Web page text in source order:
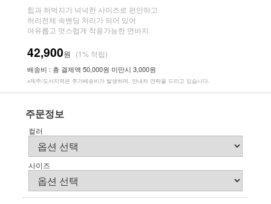
힙과 허벅지가 넉넉한 사이즈로 편안하고
허리전체 속밴딩 처리가 되어 있어
여유롭고 멋스럽게 착용가능한 면바지
42,900원 (1% 적립)
배송비 : 총 결제액 50,000원 미만시 3,000원
※제주/도서지역은 추가배송비가 발생하며, 안내차 연락을 드리고 있습니다.
주문정보
컬러
사이즈